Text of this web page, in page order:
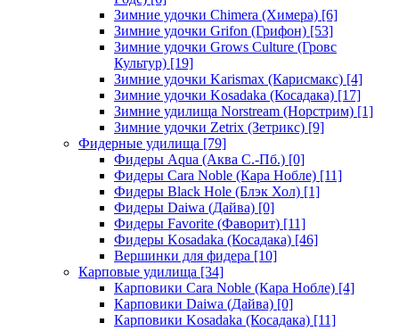
Зимние удочки Chimera (Химера) [6]
Зимние удочки Grifon (Грифон) [53]
Зимние удочки Grows Culture (Гровс
Культур) [19]
Зимние удочки Karismax (Карисмакс) [4]
Зимние удочки Kosadaka (Косадака) [17]
Зимние удилища Norstream (Норстрим) [1]
Зимние удочки Zetrix (Зетрикс) [9]
Фидерные удилища [79]
Фидеры Aqua (Аква С.-Пб.) [0]
Фидеры Cara Noble (Кара Нобле) [11]
Фидеры Black Hole (Блэк Хол) [1]
Фидеры Daiwa (Дайва) [0]
Фидеры Favorite (Фаворит) [11]
Фидеры Kosadaka (Косадака) [46]
Вершинки для фидера [10]
Карповые удилища [34]
Карповики Cara Noble (Кара Нобле) [4]
Карповики Daiwa (Дайва) [0]
Карповики Kosadaka (Косадака) [11]